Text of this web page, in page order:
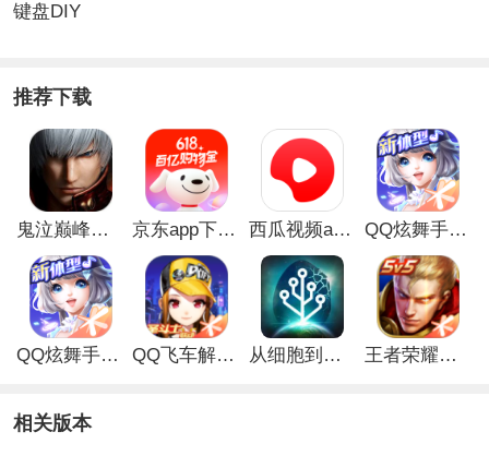
键盘DIY
推荐下载
鬼泣巅峰之战最新破解版 京东app下载安装 西瓜视频app安卓版 QQ炫舞手游破解版
QQ炫舞手游解锁版 QQ飞车解锁版无限钻石最新版 从细胞到奇点手游 王者荣耀无限点券解锁版
相关版本